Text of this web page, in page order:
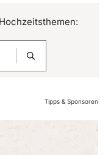
Tipps & Sponsoren